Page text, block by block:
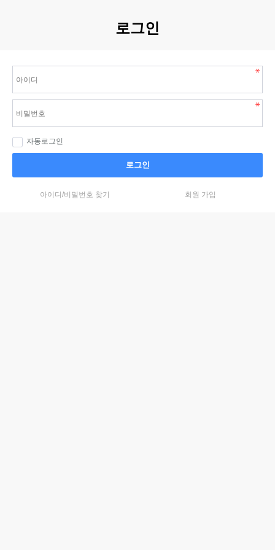
로그인
자동로그인
로그인
아이디/비밀번호 찾기 회원 가입